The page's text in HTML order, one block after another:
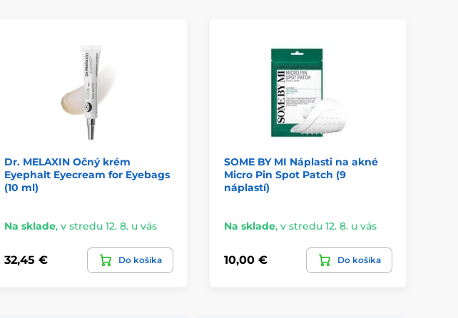
Dr. MELAXIN Očný krém
Eyephalt Eyecream for Eyebags
(10 ml)
Na sklade, v stredu 12. 8. u vás
32,45 € Do košíka
SOME BY MI Náplasti na akné
Micro Pin Spot Patch (9
náplastí)
Na sklade, v stredu 12. 8. u vás
10,00 € Do košíka